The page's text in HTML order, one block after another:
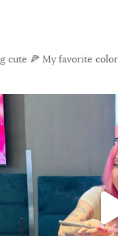
cute 🍕 My favorite